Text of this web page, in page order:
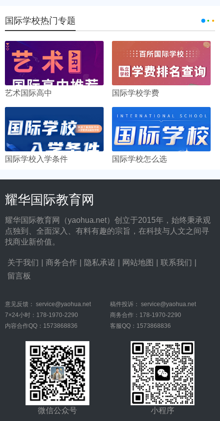
国际学校热门专题
艺术国际高中 国际学校学费
国际学校入学条件 国际学校怎么选
耀华国际教育网
耀华国际教育网（yaohua.net）创立于2015年，始终秉承观
点独到、全面深入、有料有趣的宗旨，在科技与人文之间寻
找商业新价值。
关于我们 商务合作 隐私承诺 网站地图 联系我们
留言板
意见反馈： service@yaohua.net 稿件投诉： service@yaohua.net
7×24小时：178-1970-2290
商务合作：178-1970-2290
内容合作QQ：1573868836
客服QQ：1573868836
微信公众号 小程序